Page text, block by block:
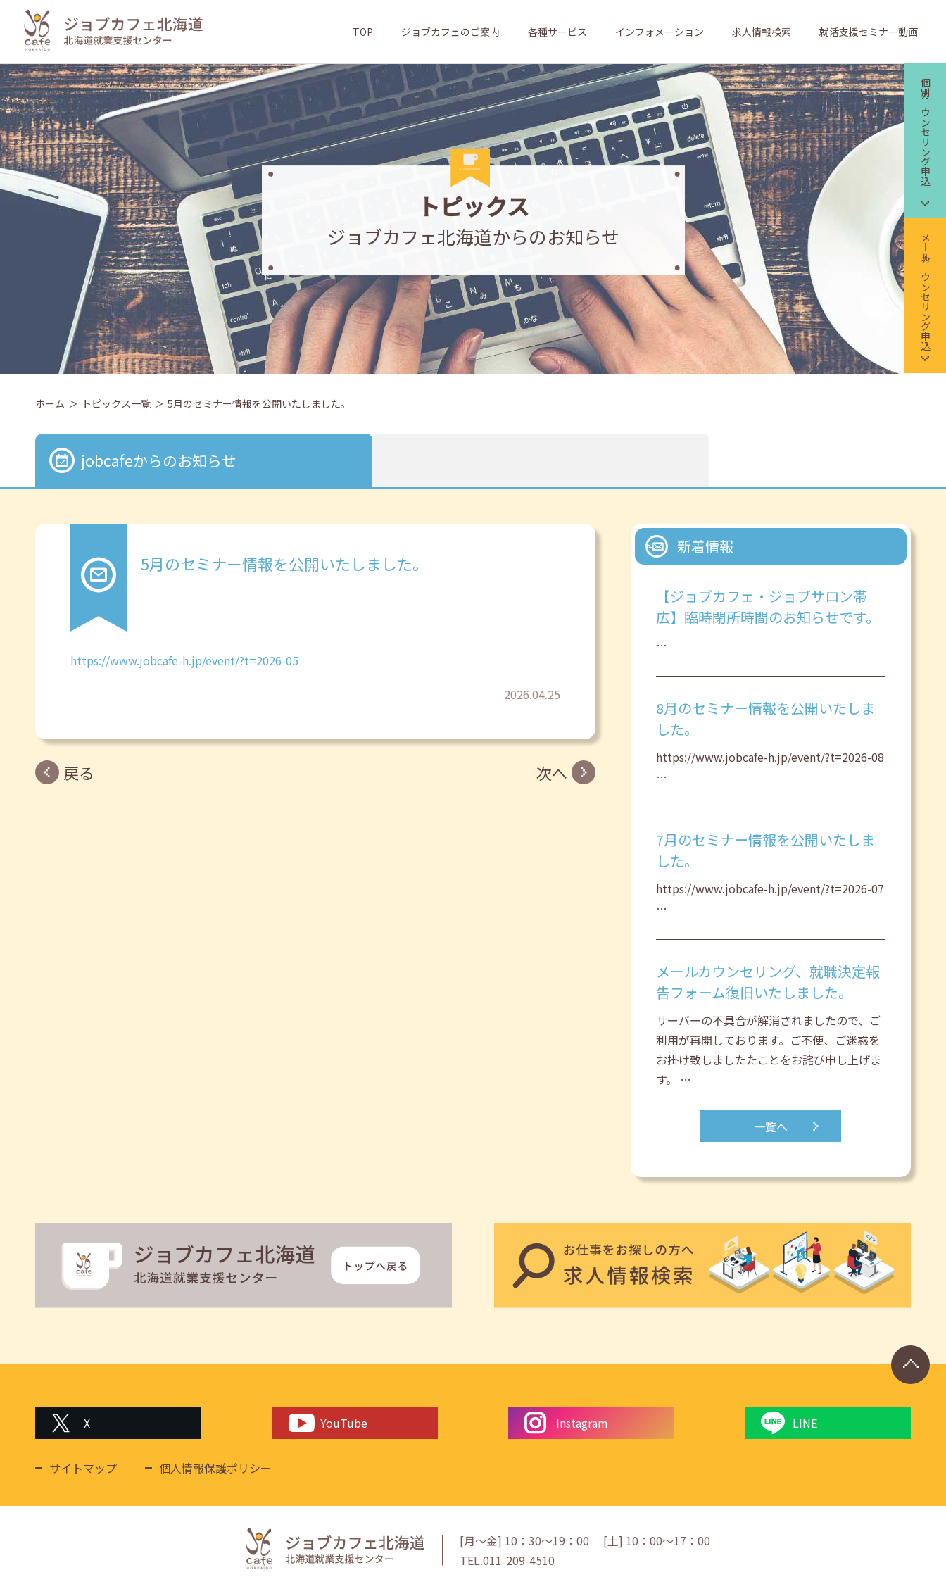
TOP ジョブカフェのご案内 各種サービス インフォメーション 求人情報検索 就活支援セミナー動画
個別カウンセリング申込
メールカウンセリング申込
トピックス
ジョブカフェ北海道からのお知らせ
ホーム トピックス一覧 5月のセミナー情報を公開いたしました。
jobcafeからのお知らせ
5月のセミナー情報を公開いたしました。
https://www.jobcafe-h.jp/event/?t=2026-05
2026.04.25
戻る 次へ
新着情報
【ジョブカフェ・ジョブサロン帯
広】臨時閉所時間のお知らせです。
…
8月のセミナー情報を公開いたしま
した。
https://www.jobcafe-h.jp/event/?t=2026-08
…
7月のセミナー情報を公開いたしま
した。
https://www.jobcafe-h.jp/event/?t=2026-07
…
メールカウンセリング、就職決定報
告フォーム復旧いたしました。
サーバーの不具合が解消されましたので、ご
利用が再開しております。ご不便、ご迷惑を
お掛け致しましたたことをお詫び申し上げま
す。 …
一覧へ
X YouTube Instagram LINE
サイトマップ 個人情報保護ポリシー
[月〜金] 10：30〜19：00 [土] 10：00〜17：00
TEL.011-209-4510